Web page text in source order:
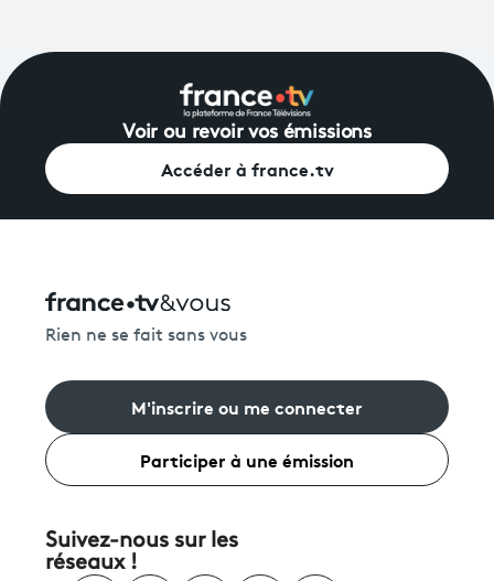
Voir ou revoir vos émissions
Accéder à france.tv
Rien ne se fait sans vous
M'inscrire ou me connecter
Participer à une émission
Suivez-nous sur les
réseaux !